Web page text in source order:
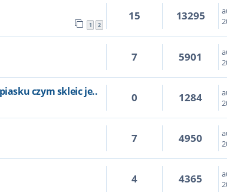
1 2
15 13295
7 5901
czym skleic je.. 0 1284
7 4950
4 4365